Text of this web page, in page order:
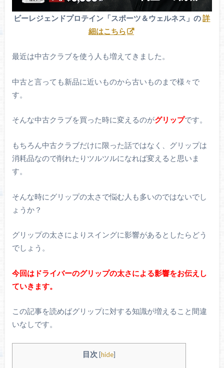
ビーレジェンドプロテイン「スポーツ＆ウェルネス」の詳
細はこちら
最近は中古クラブを使う人も増えてきました。
中古と言っても新品に近いものから古いものまで様々で
す。
そんな中古クラブを買った時に変えるのがグリップです。
もちろん中古クラブだけに限った話ではなく、グリップは
消耗品なので削れたりツルツルになれば変えると思いま
す。
そんな時にグリップの太さで悩む人も多いのではないでし
ょうか？
グリップの太さによりスイングに影響があるとしたらどう
でしょう。
今回はドライバーのグリップの太さによる影響をお伝えし
ていきます。
この記事を読めばグリップに対する知識が増えること間違
いなしです。
目次 [hide]